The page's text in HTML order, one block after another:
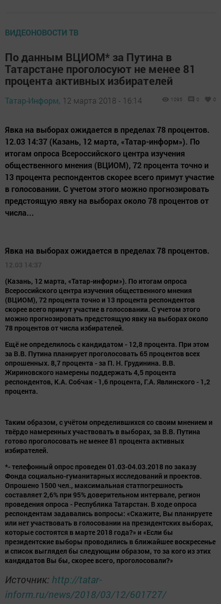
ВИДЕОНОВОСТИ ТВ
По данным ВЦИОМ* за Путина в
Татарстане проголосуют не менее 81
процента активных избирателей
Татар-Информ, 12 марта 2018 - 16:14 1095 0 0
Явка на выборах ожидается в пределах 78 процентов.
12.03 14:37 (Казань, 12 марта, «Татар-информ»). По
итогам опроса Всероссийского центра изучения
общественного мнения (ВЦИОМ), 72 процента точно и
13 процента респондентов скорее всего примут участие
в голосовании. С учетом этого можно прогнозировать
предстоящую явку на выборах около 78 процентов от
числа...
Явка на выборах ожидается в пределах 78 процентов.
12.03 14:37
(Казань, 12 марта, «Татар-информ»). По итогам опроса
Всероссийского центра изучения общественного мнения
(ВЦИОМ), 72 процента точно и 13 процента респондентов
скорее всего примут участие в голосовании. С учетом этого
можно прогнозировать предстоящую явку на выборах около
78 процентов от числа избирателей.
Ещё не определилось с кандидатом - 12,8 процента. При этом
за В.В. Путина планирует проголосовать 65 процентов всех
опрошенных. 8,7 процента - за П. Н. Грудинина. В.В.
Жириновского намерены поддержать 4,5 процента
респондентов, К.А. Собчак - 1,6 процента, Г.А. Явлинского - 1,2
процента.
Таким образом, с учётом определившихся со своим мнением и
твёрдо намеренных участвовать в выборах, за В.В. Путина
готово проголосовать не менее 81 процента активных
избирателей.
*- телефонный опрос проведен 01.03-04.03.2018 по заказу
Фонда социально-гуманитарных исследований и проектов.
Опрошено 1500 чел., максимальная статпогрешность
составляет 2,6% при 95% доверительном интервале, регион
проведения опроса - Республика Татарстан. В ходе опроса
респондентам задавались вопросы: «Скажите, Вы планируете
или нет участвовать в голосовании на президентских выборах,
которые состоятся в марте 2018 года?» и «Если бы
президентские выборы проводились в ближайшее воскресенье
и список выглядел бы следующим образом, то за кого из этих
кандидатов Вы бы, скорее всего, проголосовали?»
Источник: http://tatar-
inform.ru/news/2018/03/12/601727/